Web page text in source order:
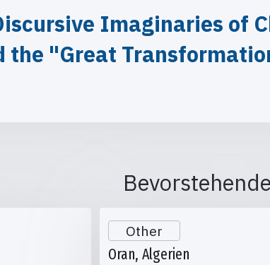
Imaginaries of
the "Great
Other
Oran, Algerien